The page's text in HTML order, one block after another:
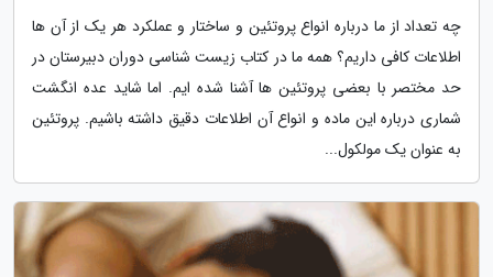
چه تعداد از ما درباره انواع پروتئین و ساختار و عملکرد هر یک از آن ها
اطلاعات کافی داریم؟ همه ما در کتاب زیست شناسی دوران دبیرستان در
حد مختصر با بعضی پروتئین ها آشنا شده ایم. اما شاید عده انگشت
شماری درباره این ماده و انواع آن اطلاعات دقیق داشته باشیم. پروتئین
به عنوان یک مولکول...